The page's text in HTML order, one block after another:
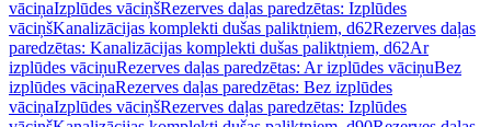
vāciņaIzplūdes vāciņšRezerves daļas paredzētas: Izplūdes
vāciņšKanalizācijas komplekti dušas paliktņiem, d62Rezerves daļas
paredzētas: Kanalizācijas komplekti dušas paliktņiem, d62Ar
izplūdes vāciņuRezerves daļas paredzētas: Ar izplūdes vāciņuBez
izplūdes vāciņaRezerves daļas paredzētas: Bez izplūdes
vāciņaIzplūdes vāciņšRezerves daļas paredzētas: Izplūdes